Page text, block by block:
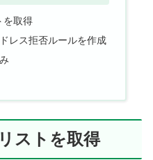
を取得
レス拒否ルールを作成
ストを取得